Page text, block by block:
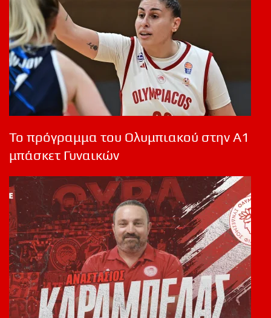
Το πρόγραμμα του Ολυμπιακού στην Α1
μπάσκετ Γυναικών